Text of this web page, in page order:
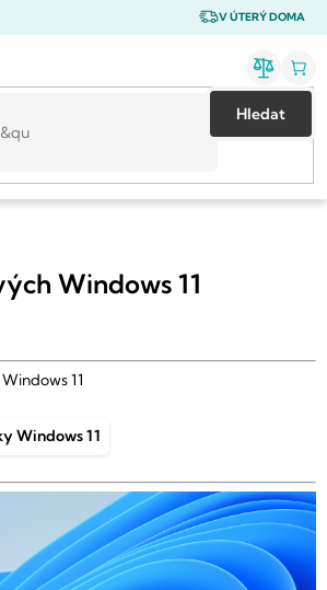
V ÚTERÝ DOMA
Hledat
Windows 11
11
Windows 11